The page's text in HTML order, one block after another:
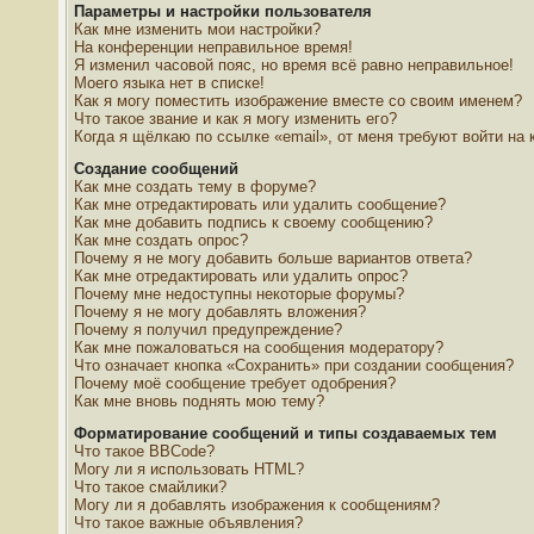
Параметры и настройки пользователя
Как мне изменить мои настройки?
На конференции неправильное время!
Я изменил часовой пояс, но время всё равно неправильное!
Моего языка нет в списке!
Как я могу поместить изображение вместе со своим именем?
Что такое звание и как я могу изменить его?
Когда я щёлкаю по ссылке «email», от меня требуют войти на
Создание сообщений
Как мне создать тему в форуме?
Как мне отредактировать или удалить сообщение?
Как мне добавить подпись к своему сообщению?
Как мне создать опрос?
Почему я не могу добавить больше вариантов ответа?
Как мне отредактировать или удалить опрос?
Почему мне недоступны некоторые форумы?
Почему я не могу добавлять вложения?
Почему я получил предупреждение?
Как мне пожаловаться на сообщения модератору?
Что означает кнопка «Сохранить» при создании сообщения?
Почему моё сообщение требует одобрения?
Как мне вновь поднять мою тему?
Форматирование сообщений и типы создаваемых тем
Что такое BBCode?
Могу ли я использовать HTML?
Что такое смайлики?
Могу ли я добавлять изображения к сообщениям?
Что такое важные объявления?